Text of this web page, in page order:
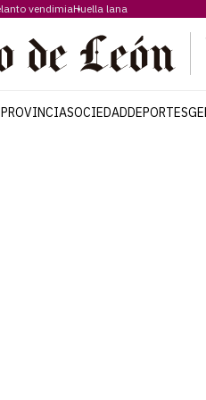
vendimiaHuella lana
PROVINCIASOCIEDADDEPORTES